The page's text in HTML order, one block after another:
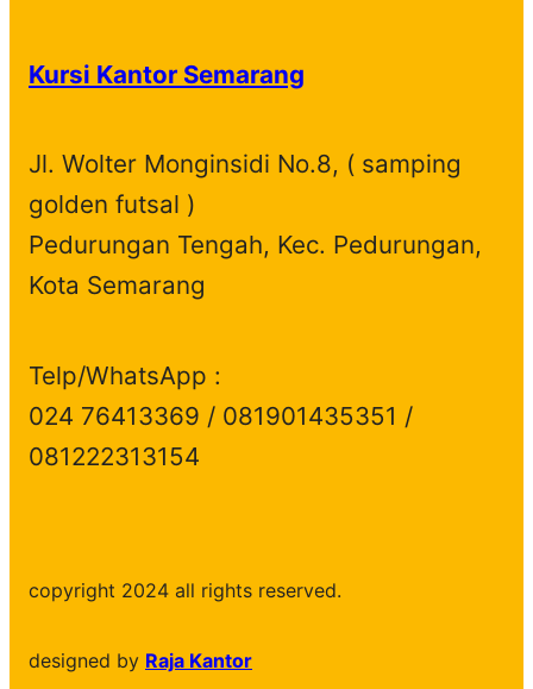
Kursi Kantor Semarang
Jl. Wolter Monginsidi No.8, ( samping
golden futsal )
Pedurungan Tengah, Kec. Pedurungan,
Kota Semarang
Telp/WhatsApp :
024 76413369 / 081901435351 /
081222313154
copyright 2024 all rights reserved.
designed by Raja Kantor